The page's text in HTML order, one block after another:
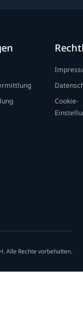
Cookie-
Alle Rechte vorbehalten.